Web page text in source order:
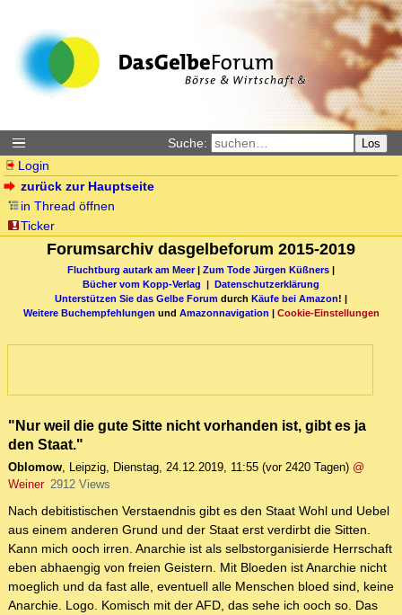
Suche: Los
Login
zurück zur Hauptseite
in Thread öffnen
Ticker
Forumsarchiv dasgelbeforum 2015-2019
Fluchtburg autark am Meer| Zum Tode Jürgen Küßners
Bücher vom Kopp-Verlag |
Datenschutzerklärung
Unterstützen Sie das Gelbe Forum durch Käufe bei Amazon! |
Weitere Buchempfehlungen und Amazonnavigation Cookie-Einstellungen
"Nur weil die gute Sitte nicht vorhanden ist, gibt es ja
den Staat."
Oblomow Leipzig Dienstag, 24.12.2019, 11:55 (vor 2420 Tagen) @
Weiner 2912 Views
Nach debitistischen Verstaendnis gibt es den Staat Wohl und Uebel
aus einem anderen Grund und der Staat erst verdirbt die Sitten.
Kann mich ooch irren. Anarchie ist als selbstorganisierde Herrschaft
eben abhaengig von freien Geistern. Mit Bloeden ist Anarchie nicht
moeglich und da fast alle, eventuell alle Menschen bloed sind, keine
Anarchie. Logo. Komisch mit der AFD, das sehe ich ooch so. Das